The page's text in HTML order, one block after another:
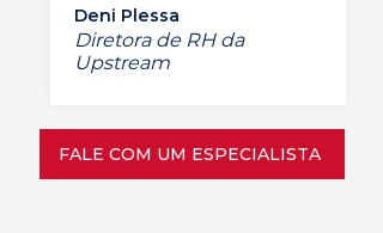
Deni Plessa
Diretora de RH da
Upstream
FALE COM UM ESPECIALISTA